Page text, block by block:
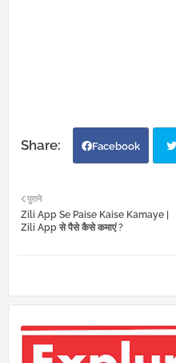
Facebook
tter
पुराने
Zili App Se Paise Kaise Kamaye |
Zili App से पैसे कैसे कमाएं ?